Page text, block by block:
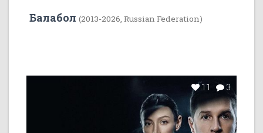
Балабол (2013-2026, Russian Federation)
11 3